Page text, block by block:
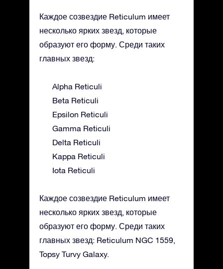
Каждое созвездие Reticulum имеет
несколько ярких звезд, которые
образуют его форму. Среди таких
главных звезд:
Alpha Reticuli
Beta Reticuli
Epsilon Reticuli
Gamma Reticuli
Delta Reticuli
Kappa Reticuli
Iota Reticuli
Каждое созвездие Reticulum имеет
несколько ярких звезд, которые
образуют его форму. Среди таких
главных звезд: Reticulum NGC 1559,
Topsy Turvy Galaxy.